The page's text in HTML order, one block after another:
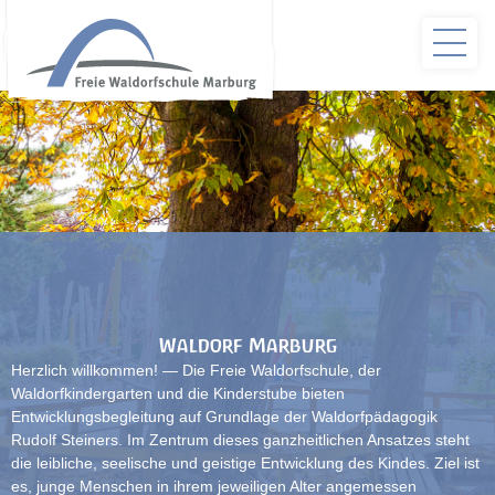
Waldorf Marburg
Herzlich willkommen! — Die Freie Waldorfschule, der
Waldorfkindergarten und die Kinderstube bieten
Entwicklungsbegleitung auf Grundlage der Waldorfpädagogik
Rudolf Steiners. Im Zentrum dieses ganzheitlichen Ansatzes steht
die leibliche, seelische und geistige Entwicklung des Kindes. Ziel ist
es, junge Menschen in ihrem jeweiligen Alter angemessen